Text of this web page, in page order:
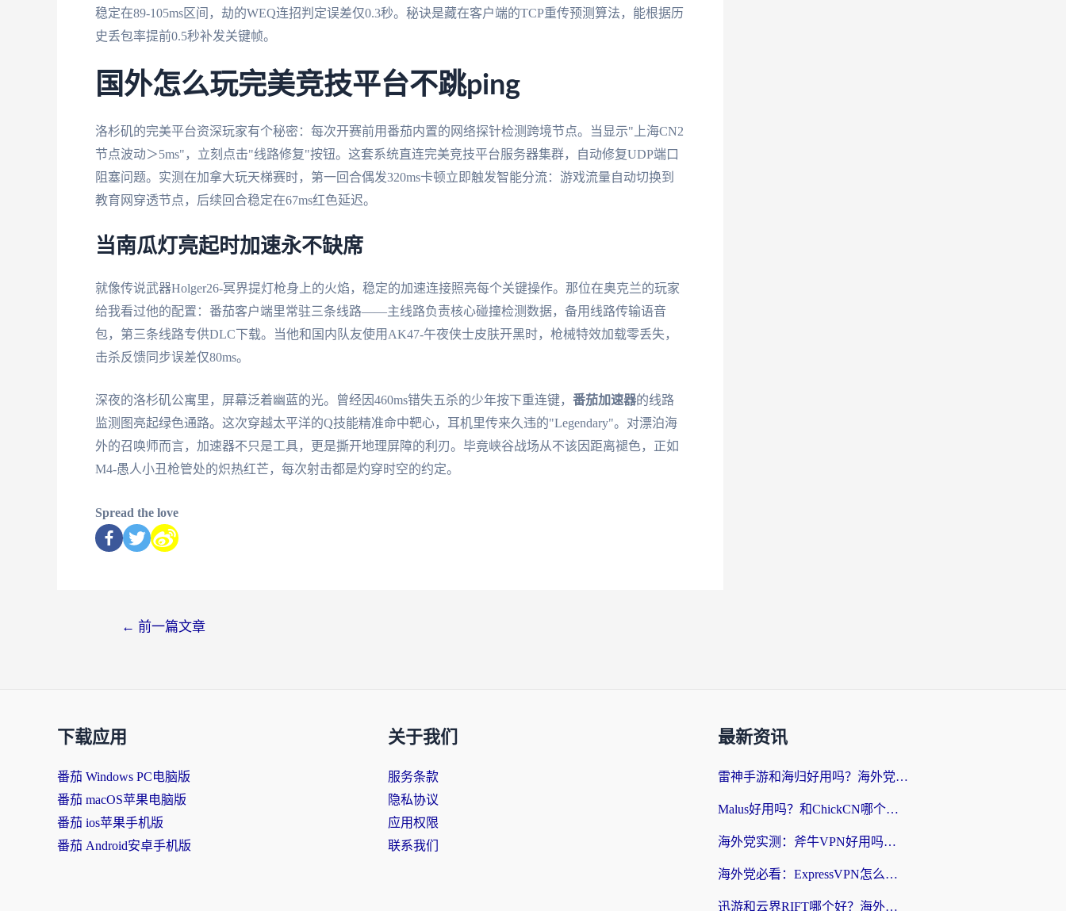
稳定在89-105ms区间，劫的WEQ连招判定误差仅0.3秒。秘诀是藏在客户端的TCP重传预测算法，能根据历
史丢包率提前0.5秒补发关键帧。
国外怎么玩完美竞技平台不跳ping
洛杉矶的完美平台资深玩家有个秘密：每次开赛前用番茄内置的网络探针检测跨境节点。当显示"上海CN2
节点波动＞5ms"，立刻点击"线路修复"按钮。这套系统直连完美竞技平台服务器集群，自动修复UDP端口
阻塞问题。实测在加拿大玩天梯赛时，第一回合偶发320ms卡顿立即触发智能分流：游戏流量自动切换到
教育网穿透节点，后续回合稳定在67ms红色延迟。
当南瓜灯亮起时加速永不缺席
就像传说武器Holger26-冥界提灯枪身上的火焰，稳定的加速连接照亮每个关键操作。那位在奥克兰的玩家
给我看过他的配置：番茄客户端里常驻三条线路——主线路负责核心碰撞检测数据，备用线路传输语音
包，第三条线路专供DLC下载。当他和国内队友使用AK47-午夜侠士皮肤开黑时，枪械特效加载零丢失，
击杀反馈同步误差仅80ms。
深夜的洛杉矶公寓里，屏幕泛着幽蓝的光。曾经因460ms错失五杀的少年按下重连键， 番茄加速器的线路
监测图亮起绿色通路。这次穿越太平洋的Q技能精准命中靶心，耳机里传来久违的"Legendary"。对漂泊海
外的召唤师而言，加速器不只是工具，更是撕开地理屏障的利刃。毕竟峡谷战场从不该因距离褪色，正如
M4-愚人小丑枪管处的炽热红芒，每次射击都是灼穿时空的约定。
Spread the love
← 前一篇文章
下载应用
番茄 Windows PC电脑版
番茄 macOS苹果电脑版
番茄 ios苹果手机版
番茄 Android安卓手机版
关于我们
服务条款
隐私协议
应用权限
联系我们
最新资讯
雷神手游和海归好用吗？海外党亲测3款热门回国加速器+番茄加速器深度体验
Malus好用吗？和ChickCN哪个好？海外党亲测：选对回国加速器，追剧游戏不卡顿
海外党实测：斧牛VPN好用吗？和快喵VPN对比哪个回国效果更好？附3款热门加速器深度分析
海外党必看：ExpressVPN怎么样？3步选对回国加速器，无缝刷国内剧玩手游
迅游和云界RIFT哪个好？海外党亲测3款回国加速器，教你无缝刷国内剧玩游戏